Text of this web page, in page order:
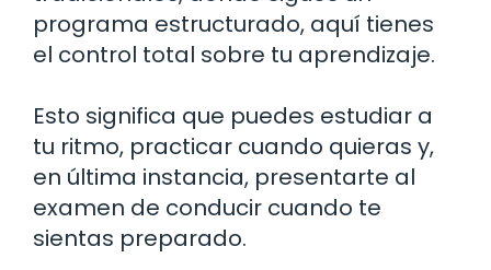
programa estructurado, aquí tienes
el control total sobre tu aprendizaje.
Esto significa que puedes estudiar a
tu ritmo, practicar cuando quieras y,
en última instancia, presentarte al
examen de conducir cuando te
sientas preparado.